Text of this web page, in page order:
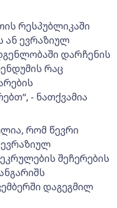
რესპუბლიკაში
ან ევრაზიულ
დარჩენის
რაც
- ნათქვამია
რომ წევრი
შეჩერების
დაგეგმილ